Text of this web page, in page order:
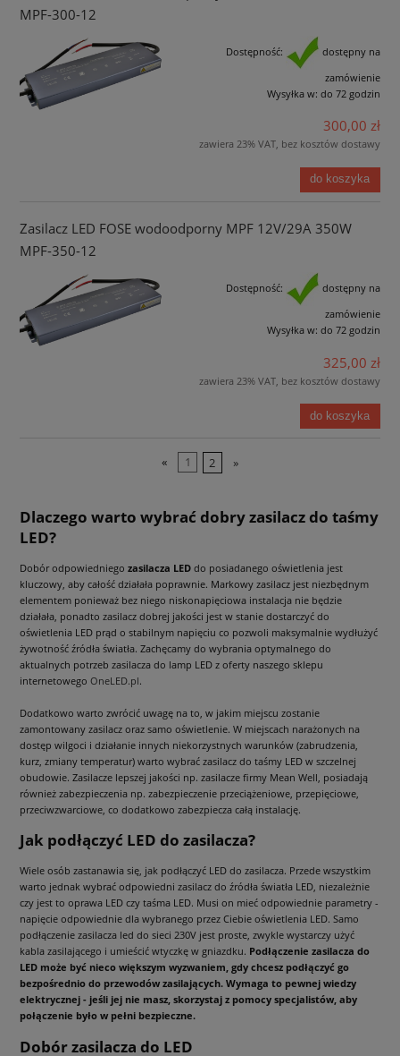
MPF-300-12
Dostępność:
dostępny na
zamówienie
Wysyłka w: do 72 godzin
300,00 zł
zawiera 23% VAT, bez kosztów dostawy
do koszyka
Zasilacz LED FOSE wodoodporny MPF 12V/29A 350W
MPF-350-12
Dostępność:
dostępny na
zamówienie
Wysyłka w: do 72 godzin
325,00 zł
zawiera 23% VAT, bez kosztów dostawy
do koszyka
« 1 2 »
Dlaczego warto wybrać dobry zasilacz do taśmy
LED?
Dobór odpowiedniego zasilacza LED do posiadanego oświetlenia jest
kluczowy, aby całość działała poprawnie. Markowy zasilacz jest niezbędnym
elementem ponieważ bez niego niskonapięciowa instalacja nie będzie
działała, ponadto zasilacz dobrej jakości jest w stanie dostarczyć do
oświetlenia LED prąd o stabilnym napięciu co pozwoli maksymalnie wydłużyć
żywotność źródła światła. Zachęcamy do wybrania optymalnego do
aktualnych potrzeb zasilacza do lamp LED z oferty naszego sklepu
internetowego OneLED.pl.
Dodatkowo warto zwrócić uwagę na to, w jakim miejscu zostanie
zamontowany zasilacz oraz samo oświetlenie. W miejscach narażonych na
dostęp wilgoci i działanie innych niekorzystnych warunków (zabrudzenia,
kurz, zmiany temperatur) warto wybrać zasilacz do taśmy LED w szczelnej
obudowie. Zasilacze lepszej jakości np. zasilacze firmy Mean Well, posiadają
również zabezpieczenia np. zabezpieczenie przeciążeniowe, przepięciowe,
przeciwzwarciowe, co dodatkowo zabezpiecza całą instalację.
Jak podłączyć LED do zasilacza?
Wiele osób zastanawia się, jak podłączyć LED do zasilacza. Przede wszystkim
warto jednak wybrać odpowiedni zasilacz do źródła światła LED, niezależnie
czy jest to oprawa LED czy taśma LED. Musi on mieć odpowiednie parametry -
napięcie odpowiednie dla wybranego przez Ciebie oświetlenia LED. Samo
podłączenie zasilacza led do sieci 230V jest proste, zwykle wystarczy użyć
kabla zasilającego i umieścić wtyczkę w gniazdku. Podłączenie zasilacza do
LED może być nieco większym wyzwaniem, gdy chcesz podłączyć go
bezpośrednio do przewodów zasilających. Wymaga to pewnej wiedzy
elektrycznej - jeśli jej nie masz, skorzystaj z pomocy specjalistów, aby
połączenie było w pełni bezpieczne.
Dobór zasilacza do LED